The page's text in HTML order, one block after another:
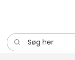
Søg her